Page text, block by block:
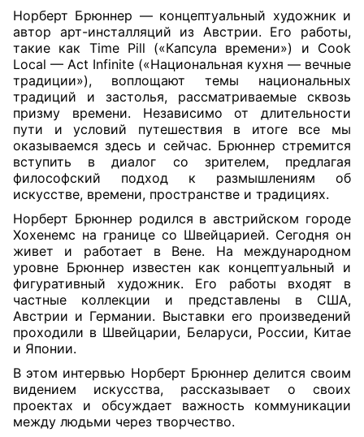
Норберт Брюннер — концептуальный художник и
автор арт-инсталляций из Австрии. Его работы,
такие как Time Pill («Капсула времени») и Cook
Local — Act Infinite («Национальная кухня — вечные
традиции»), воплощают темы национальных
традиций и застолья, рассматриваемые сквозь
призму времени. Независимо от длительности
пути и условий путешествия в итоге все мы
оказываемся здесь и сейчас. Брюннер стремится
вступить в диалог со зрителем, предлагая
философский подход к размышлениям об
искусстве, времени, пространстве и традициях.
Норберт Брюннер родился в австрийском городе
Хохенемс на границе со Швейцарией. Сегодня он
живет и работает в Вене. На международном
уровне Брюннер известен как концептуальный и
фигуративный художник. Его работы входят в
частные коллекции и представлены в США,
Австрии и Германии. Выставки его произведений
проходили в Швейцарии, Беларуси, России, Китае
и Японии.
В этом интервью Норберт Брюннер делится своим
видением искусства, рассказывает о своих
проектах и обсуждает важность коммуникации
между людьми через творчество.